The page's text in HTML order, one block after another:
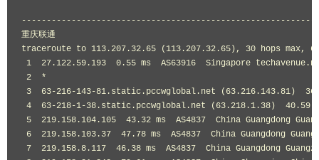
重庆联通
traceroute to 113.207 . 32.65 ( 113.207 . 32.65 ), 30 hops max,
1
27.122 . 59.193 0.55 ms  AS63916 Singapore techavenue .
2
*
3
63-216-143-81.static . pccwglobal . net ( 63.216 . 143.81 )
4
63-218-1-38.static . pccwglobal . net ( 63.218 . 1.38 ) 40.59
5
219.158 . 104.105 43.32 ms  AS4837 China Guangdong
6
219.158 . 103.37 47.78 ms  AS4837 China Guangdong
7
219.158 .8.117 46.38 ms  AS4837 China Guangdong